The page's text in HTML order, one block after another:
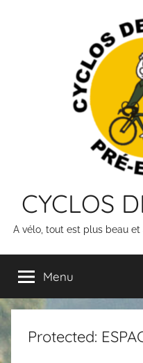
CYCLOS
A vélo, tout est plus beau
Menu
Protected: